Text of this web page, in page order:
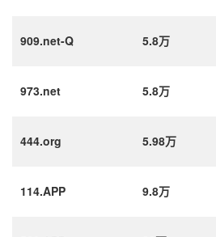
909.net-Q 5.8万
973.net 5.8万
444.org 5.98万
114.APP 9.8万